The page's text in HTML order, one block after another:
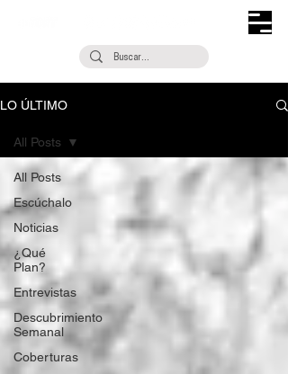
LO ÚLTIMO
All Posts
Escúchalo
Noticias
¿Qué
Plan?
Entrevistas
Descubrimiento
Semanal
Coberturas
All Posts